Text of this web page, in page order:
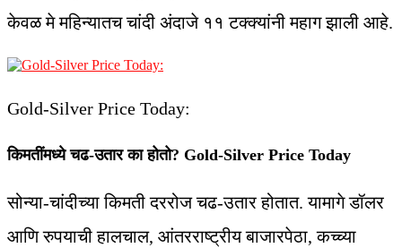
केवळ मे महिन्यातच चांदी अंदाजे ११ टक्क्यांनी महाग झाली आहे.
Gold-Silver Price Today:
किमतींमध्ये चढ-उतार का होतो? Gold-Silver Price Today
सोन्या-चांदीच्या किमती दररोज चढ-उतार होतात. यामागे डॉलर
आणि रुपयाची हालचाल, आंतरराष्ट्रीय बाजारपेठा, कच्च्या